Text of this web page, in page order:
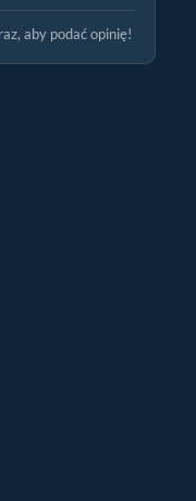
aby podać opinię!